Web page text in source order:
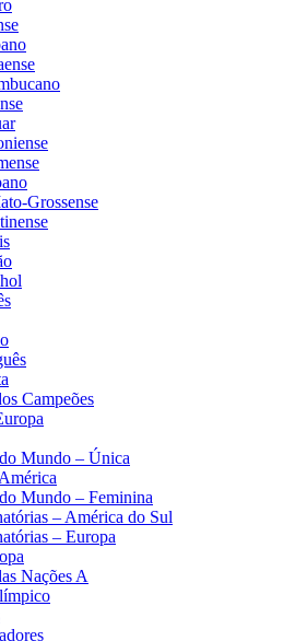
Grossense
Campeões
Mundo – Única
Mundo – Feminina
– América do Sul
– Europa
Nações A